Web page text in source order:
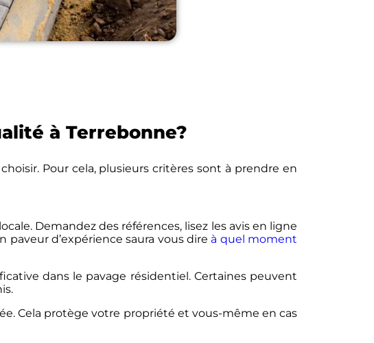
à Terrebonne?
Pour cela, plusieurs critères sont à prendre en
Demandez des références, lisez les avis en ligne
paveur d’expérience saura vous dire à quel moment
dans le pavage résidentiel. Certaines peuvent
Cela protège votre propriété et vous-même en cas